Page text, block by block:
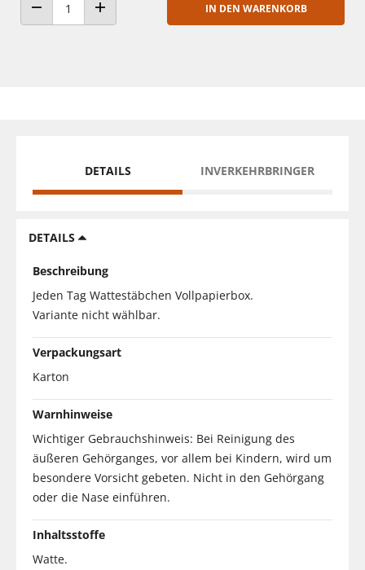
ANZAHL VERRINGERNANZAHL ERHÖHEN
IN DEN WARENKORB
DETAILS INVERKEHRBRINGER
DETAILS
Beschreibung
Jeden Tag Wattestäbchen Vollpapierbox.
Variante nicht wählbar.
Verpackungsart
Karton
Warnhinweise
Wichtiger Gebrauchshinweis: Bei Reinigung des
äußeren Gehörganges, vor allem bei Kindern, wird um
besondere Vorsicht gebeten. Nicht in den Gehörgang
oder die Nase einführen.
Inhaltsstoffe
Watte.